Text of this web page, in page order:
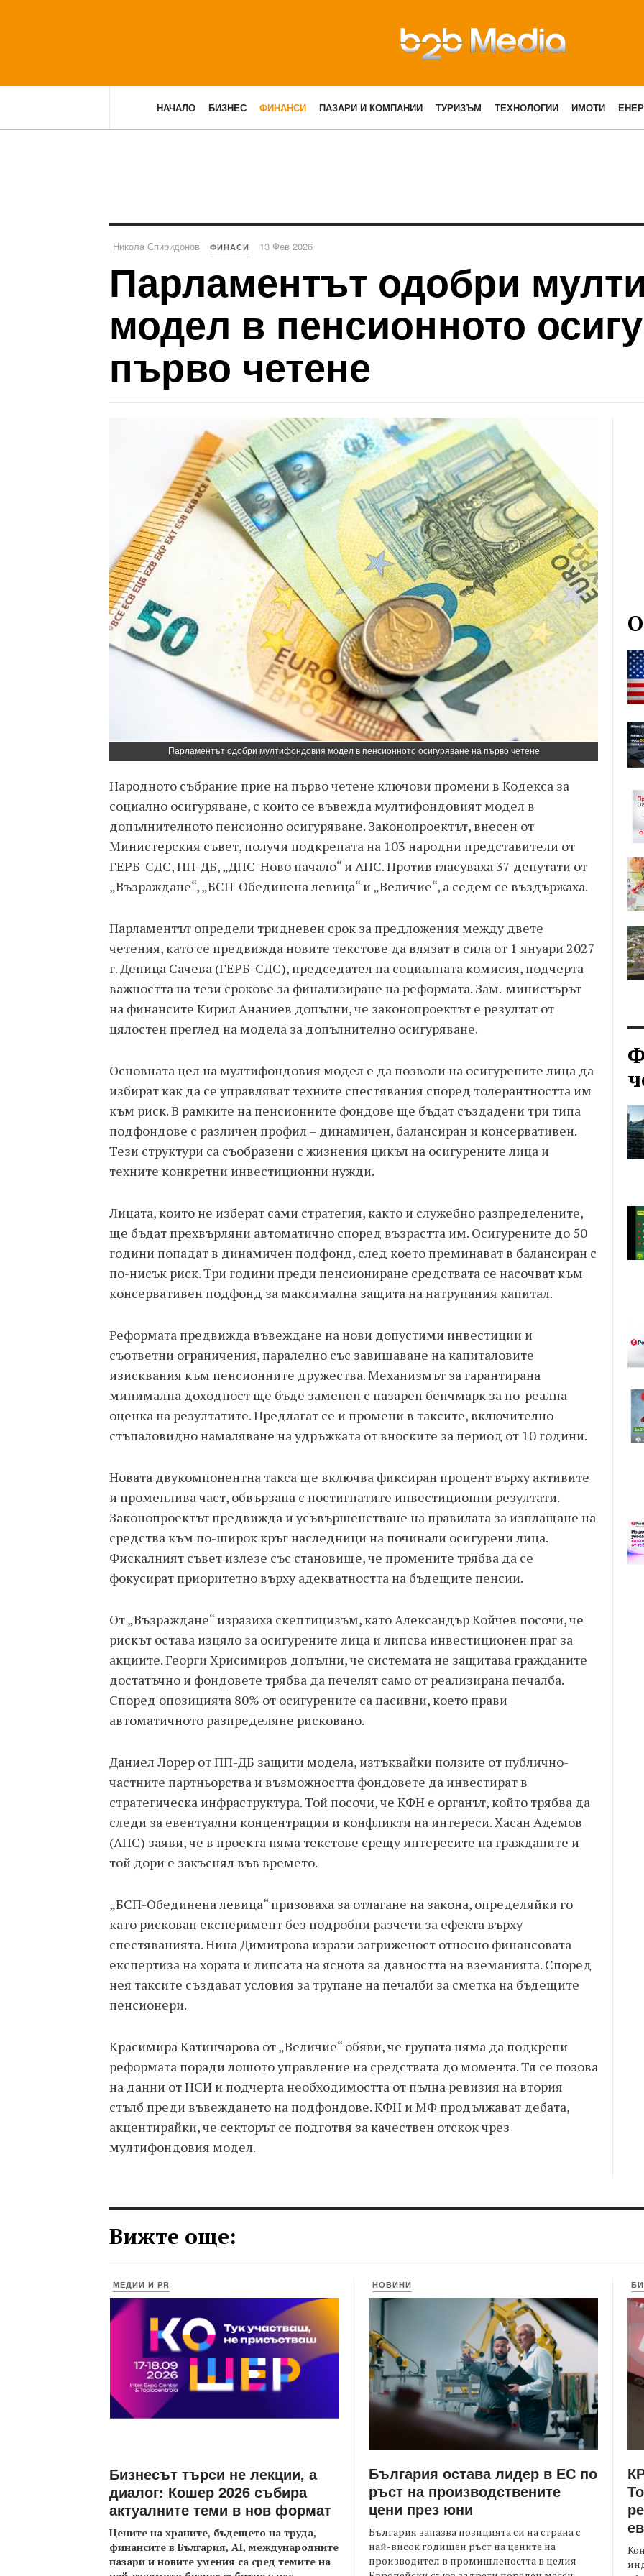
НАЧАЛО БИЗНЕС ФИНАНСИ ПАЗАРИ И КОМПАНИИ ТУРИЗЪМ ТЕХНОЛОГИИ ИМОТИ
Никола Спиридонов ФИНАСИ 13 Фев 2026
Парламентът одобри
модел в пенсионното
първо четене
Парламентът одобри мултифондовия модел в пенсионното осигуряване на първо четене
Народното събрание прие на първо четене ключови промени в Кодекса за
социално осигуряване, с които се въвежда мултифондовият модел в
допълнителното пенсионно осигуряване. Законопроектът, внесен от
Министерския съвет, получи подкрепата на 103 народни представители от
ГЕРБ-СДС, ПП-ДБ, „ДПС-Ново начало“ и АПС. Против гласуваха 37 депутати от
„Възраждане“, „БСП-Обединена левица“ и „Величие“, а седем се въздържаха.
Парламентът определи тридневен срок за предложения между двете
четения, като се предвижда новите текстове да влязат в сила от 1 януари 2027
г. Деница Сачева (ГЕРБ-СДС), председател на социалната комисия, подчерта
важността на тези срокове за финализиране на реформата. Зам.-министърът
на финансите Кирил Ананиев допълни, че законопроектът е резултат от
цялостен преглед на модела за допълнително осигуряване.
Основната цел на мултифондовия модел е да позволи на осигурените лица да
избират как да се управляват техните спестявания според толерантността им
към риск. В рамките на пенсионните фондове ще бъдат създадени три типа
подфондове с различен профил – динамичен, балансиран и консервативен.
Тези структури са съобразени с жизнения цикъл на осигурените лица и
техните конкретни инвестиционни нужди.
Лицата, които не изберат сами стратегия, както и служебно разпределените,
ще бъдат прехвърляни автоматично според възрастта им. Осигурените до 50
години попадат в динамичен подфонд, след което преминават в балансиран с
по-нисък риск. Три години преди пенсиониране средствата се насочват към
консервативен подфонд за максимална защита на натрупания капитал.
Реформата предвижда въвеждане на нови допустими инвестиции и
съответни ограничения, паралелно със завишаване на капиталовите
изисквания към пенсионните дружества. Механизмът за гарантирана
минимална доходност ще бъде заменен с пазарен бенчмарк за по-реална
оценка на резултатите. Предлагат се и промени в таксите, включително
стъпаловидно намаляване на удръжката от вноските за период от 10 години.
Новата двукомпонентна такса ще включва фиксиран процент върху активите
и променлива част, обвързана с постигнатите инвестиционни резултати.
Законопроектът предвижда и усъвършенстване на правилата за изплащане на
средства към по-широк кръг наследници на починали осигурени лица.
Фискалният съвет излезе със становище, че промените трябва да се
фокусират приоритетно върху адекватността на бъдещите пенсии.
От „Възраждане“ изразиха скептицизъм, като Александър Койчев посочи, че
рискът остава изцяло за осигурените лица и липсва инвестиционен праг за
акциите. Георги Хрисимиров допълни, че системата не защитава гражданите
достатъчно и фондовете трябва да печелят само от реализирана печалба.
Според опозицията 80% от осигурените са пасивни, което прави
автоматичното разпределяне рисковано.
Даниел Лорер от ПП-ДБ защити модела, изтъквайки ползите от публично-
частните партньорства и възможността фондовете да инвестират в
стратегическа инфраструктура. Той посочи, че КФН е органът, който трябва да
следи за евентуални концентрации и конфликти на интереси. Хасан Адемов
(АПС) заяви, че в проекта няма текстове срещу интересите на гражданите и
той дори е закъснял във времето.
„БСП-Обединена левица“ призоваха за отлагане на закона, определяйки го
като рискован експеримент без подробни разчети за ефекта върху
спестяванията. Нина Димитрова изрази загриженост относно финансовата
експертиза на хората и липсата на яснота за давността на вземанията. Според
нея таксите създават условия за трупане на печалби за сметка на бъдещите
пенсионери.
Красимира Катинчарова от „Величие“ обяви, че групата няма да подкрепи
реформата поради лошото управление на средствата до момента. Тя се позова
на данни от НСИ и подчерта необходимостта от пълна ревизия на втория
стълб преди въвеждането на подфондове. КФН и МФ продължават дебата,
акцентирайки, че секторът се подготвя за качествен отскок чрез
мултифондовия модел.
Вижте още:
МЕДИИ И PR
Бизнесът търси не лекции, а
диалог: Кошер 2026 събира
актуалните теми в нов формат
Цените на храните, бъдещето на труда,
финансите в България, AI, международните
пазари и новите умения са сред темите на
НОВИНИ
България остава лидер в ЕС по
ръст на производствените
цени през юни
България запазва позицията си на страна с
най-висок годишен ръст на цените на
производител в промишлеността в целия